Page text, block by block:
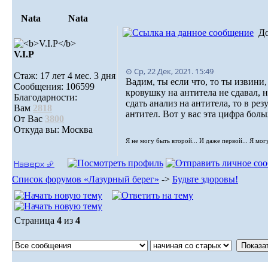
Nata Nata
V.I.Р
Стаж: 17 лет 4 мес. 3 дня
Сообщения: 106599
Благодарности:
Вам 2818
От Вас 3800
Откуда вы: Москва
⊙ Ср, 22 Дек, 2021. 15:49
Вадим, ты если что, то ты
кровушку на антитела не
сдать анализ на антитела, то в
антител. Вот у вас эта цифра
Я не могу быть второй... И даже первой... Я
Наверх ⮵
Список форумов «Лазурный берег» -> Будьте здоровы!
Страница 4 из 4